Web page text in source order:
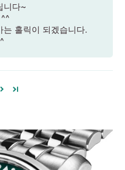
니다~
홀릭이 되겠습니다.